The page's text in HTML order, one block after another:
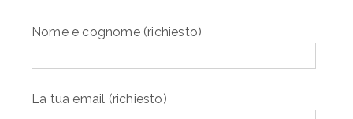
Nome e cognome (richiesto)
La tua email (richiesto)